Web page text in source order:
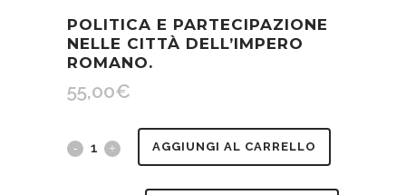
POLITICA E PARTECIPAZIONE
NELLE CITTÀ DELL’IMPERO
ROMANO.
55,00€
Politica AGGIUNGI AL CARRELLO